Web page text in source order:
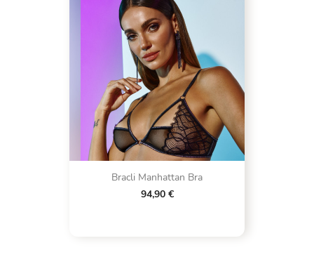
Bracli Manhattan Bra
94,90 €